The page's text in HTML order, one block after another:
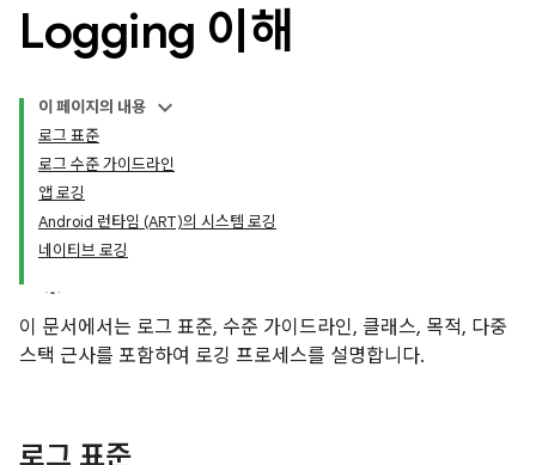
Logging 이해
이 페이지의 내용
로그 표준
로그 수준 가이드라인
앱 로깅
Android 런타임 (ART)의 시스템 로깅
네이티브 로깅
이 문서에서는 로그 표준, 수준 가이드라인, 클래스, 목적, 다중
스택 근사를 포함하여 로깅 프로세스를 설명합니다.
로그 표준